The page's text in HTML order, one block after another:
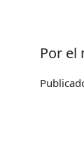
Por el